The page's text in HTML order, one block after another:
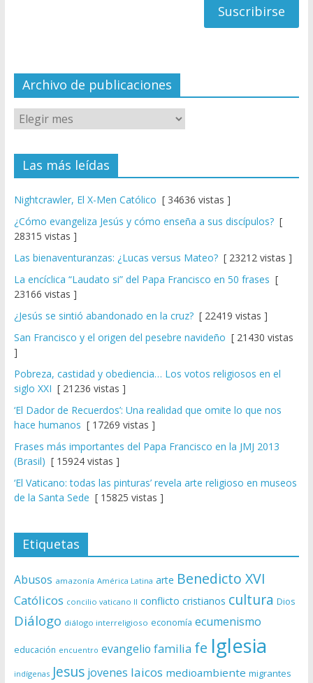
el
Archivo de publicaciones
Las más leídas
Nightcrawler, El X-Men Católico [ 34636 vistas ]
¿Cómo evangeliza Jesús y cómo enseña a sus discípulos?[
28315 vistas ]
Las bienaventuranzas: ¿Lucas versus Mateo?[ 23212 vistas ]
La encíclica “Laudato si” del Papa Francisco en 50 frases [
23166 vistas ]
¿Jesús se sintió abandonado en la cruz?[ 22419 vistas ]
San Francisco y el origen del pesebre navideño [ 21430 vistas
]
Pobreza, castidad y obediencia… Los votos religiosos en el
siglo XXI [ 21236 vistas ]
‘El Dador de Recuerdos’: Una realidad que omite lo que nos
hace humanos [ 17269 vistas ]
Frases más importantes del Papa Francisco en la JMJ 2013
(Brasil) [ 15924 vistas ]
‘El Vaticano: todas las pinturas’ revela arte religioso en museos
de la Santa Sede [ 15825 vistas ]
Etiquetas
Abusos amazonía América Latina arte Benedicto XVI
Católicos concilio vaticano II conflicto cristianos cultura Dios
Diálogo diálogo interreligioso economía ecumenismo
educación encuentro evangelio familia fe Iglesia
indígenas Jesus jovenes laicos medioambiente migrantes